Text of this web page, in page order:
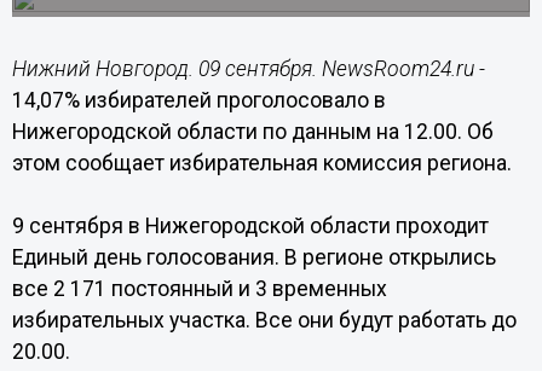
Нижний Новгород. 09 сентября. NewsRoom24.ru -
14,07% избирателей проголосовало в
Нижегородской области по данным на 12.00. Об
этом сообщает избирательная комиссия региона.
9 сентября в Нижегородской области проходит
Единый день голосования. В регионе открылись
все 2 171 постоянный и 3 временных
избирательных участка. Все они будут работать до
20.00.